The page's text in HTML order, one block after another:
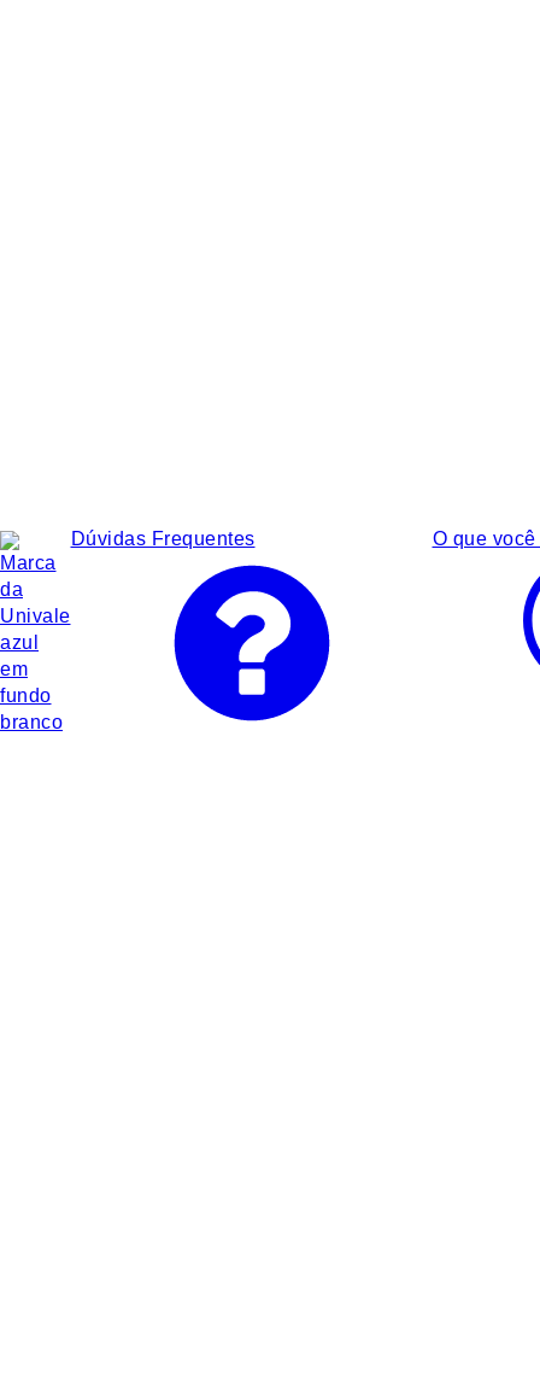
Dúvidas Frequentes O que